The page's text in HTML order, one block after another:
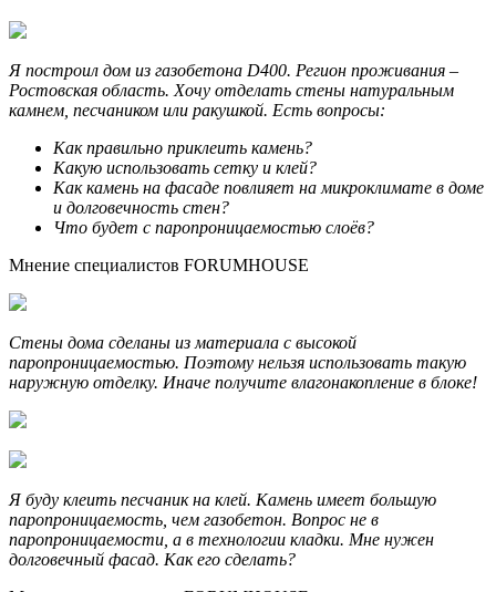
Я построил дом из газобетона D400. Регион проживания –
Ростовская область. Хочу отделать стены натуральным
камнем, песчаником или ракушкой. Есть вопросы:
Как правильно приклеить камень?
Какую использовать сетку и клей?
Как камень на фасаде повлияет на микроклимате в доме
и долговечность стен?
Что будет с паропроницаемостью слоёв?
Мнение специалистов FORUMHОUSE
Стены дома сделаны из материала с высокой
паропроницаемостью. Поэтому нельзя использовать такую
наружную отделку. Иначе получите влагонакопление в блоке!
Я буду клеить песчаник на клей. Камень имеет большую
паропроницаемость, чем газобетон. Вопрос не в
паропроницаемости, а в технологии кладки. Мне нужен
долговечный фасад. Как его сделать?